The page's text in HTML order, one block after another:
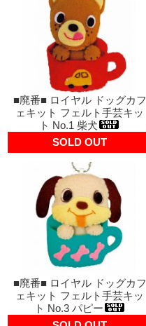
■廃番■ ロイヤル ドッグカフ
ェキット フェルト手芸キッ
ト No.1 柴犬
SOLD OUT
■廃番■ ロイヤル ドッグカフ
ェキット フェルト手芸キッ
ト No.3 パピー